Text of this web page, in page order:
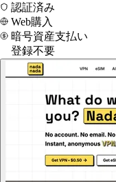
認証済み
Web購入
暗号資産支払い
登録不要